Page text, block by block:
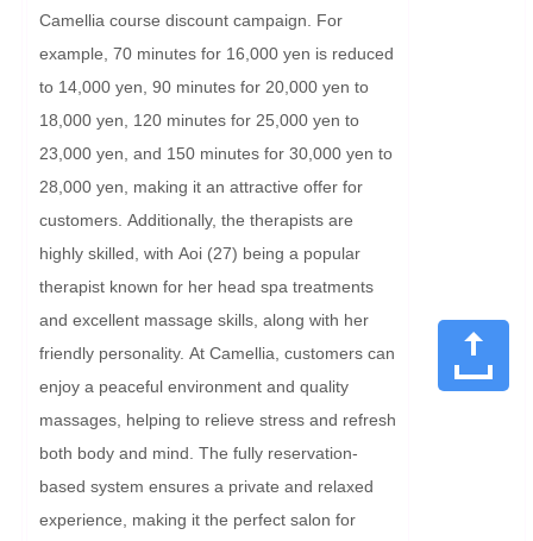
Camellia course discount campaign. For
example, 70 minutes for 16,000 yen is reduced
to 14,000 yen, 90 minutes for 20,000 yen to
18,000 yen, 120 minutes for 25,000 yen to
23,000 yen, and 150 minutes for 30,000 yen to
28,000 yen, making it an attractive offer for
customers. Additionally, the therapists are
highly skilled, with Aoi (27) being a popular
therapist known for her head spa treatments
and excellent massage skills, along with her
friendly personality. At Camellia, customers can
enjoy a peaceful environment and quality
massages, helping to relieve stress and refresh
both body and mind. The fully reservation-
based system ensures a private and relaxed
experience, making it the perfect salon for